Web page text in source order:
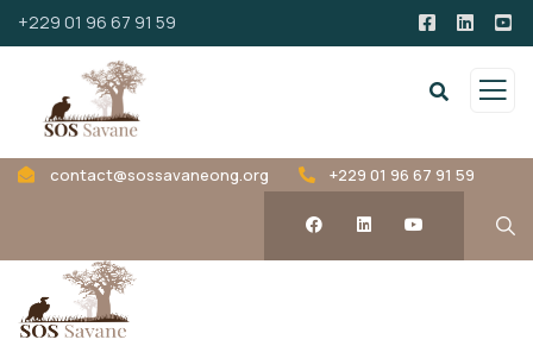
+229 01 96 67 91 59
contact@sossavaneong.org +229 01 96 67 91 59